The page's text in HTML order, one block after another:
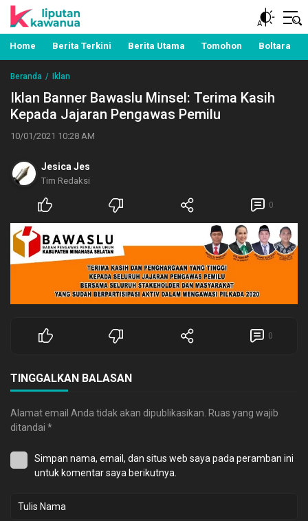
Liputan Kawanua
Berita Manado, Sulawesi Utara, Kawanua, Politik,
Pemerintahan, Hukum Kriminal dan Nasional
Home Berita Terkini Berita Utama Tomohon Boltara
Beranda Iklan
Iklan Banner Bawaslu Minsel: Terima Kasih
Kepada Jajaran Pengawas Pemilu
10/01/2021 10:28 AM
Jesica Jes
Tim Redaksi
0
0
TINGGALKAN BALASAN
Alamat email Anda tidak akan dipublikasikan. Ruas yang wajib
ditandai *
Simpan nama, email, dan situs web saya pada peramban ini
untuk komentar saya berikutnya.